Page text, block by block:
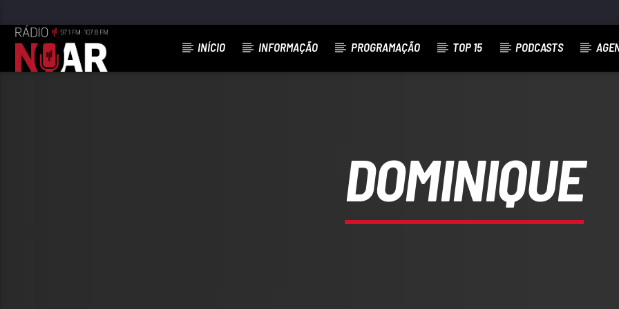
INÍCIO INFORMAÇÃO PROGRAMAÇÃO TOP 15 PODCASTS
DOMINIQUE